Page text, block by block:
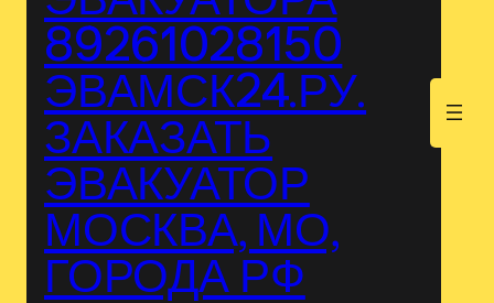
89261028150
ЭВАМСК24.РУ.
ЗАКАЗАТЬ
ЭВАКУАТОР
МОСКВА, МО,
ГОРОДА РФ